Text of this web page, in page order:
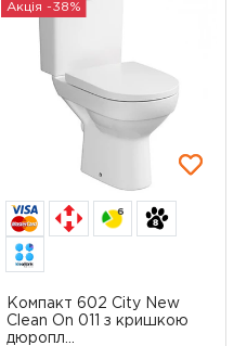
Акція -38%
6
Компакт 602 City New
Clean On 011 з кришкою
дюропл...